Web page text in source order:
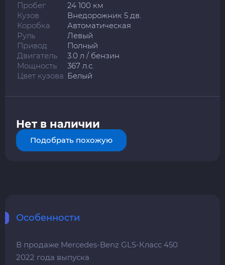
Пробег
24 100 км
Кузов
Внедорожник 5 дв.
Коробка
Автоматическая
Руль
Левый
Привод
Полный
Двигатель
3.0 л / бензин
Мощность
367 л.с.
Цвет кузова Белый
Нет в наличии
Подобрать похожую
Особенности
В продаже Mercedes-Benz GLS-Класс 450
2022 года выпуска